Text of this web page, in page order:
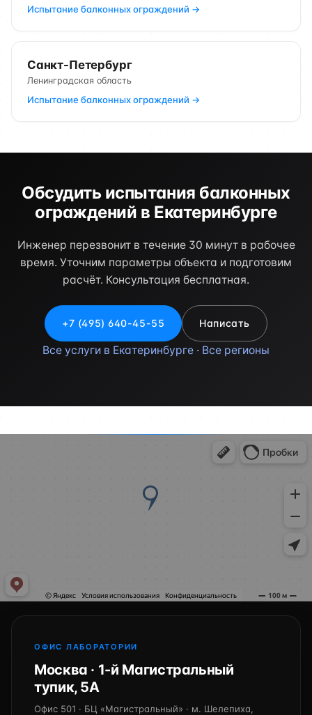
Испытание балконных ограждений →
Санкт-Петербург
Ленинградская область
Испытание балконных ограждений →
Обсудить испытания балконных
ограждений в Екатеринбурге
Инженер перезвонит в течение 30 минут в рабочее
время. Уточним параметры объекта и подготовим
расчёт. Консультация бесплатная.
+7 (495) 640-45-55 Написать
Все услуги в Екатеринбурге · Все регионы
ОФИС ЛАБОРАТОРИИ
Москва · 1-й Магистральный
тупик, 5А
Офис 501 · БЦ «Магистральный» · м. Шелепиха,